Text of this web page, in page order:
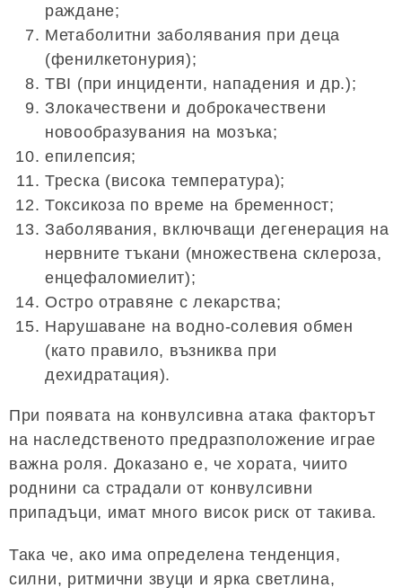
раждане;
Метаболитни заболявания при деца
(фенилкетонурия);
TBI (при инциденти, нападения и др.);
Злокачествени и доброкачествени
новообразувания на мозъка;
епилепсия;
Треска (висока температура);
Токсикоза по време на бременност;
Заболявания, включващи дегенерация на
нервните тъкани (множествена склероза,
енцефаломиелит);
Остро отравяне с лекарства;
Нарушаване на водно-солевия обмен
(като правило, възниква при
дехидратация).
При появата на конвулсивна атака факторът
на наследственото предразположение играе
важна роля. Доказано е, че хората, чиито
роднини са страдали от конвулсивни
припадъци, имат много висок риск от такива.
Така че, ако има определена тенденция,
силни, ритмични звуци и ярка светлина,